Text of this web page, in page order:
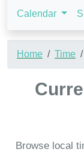
Calendar
Home Time
Browse local